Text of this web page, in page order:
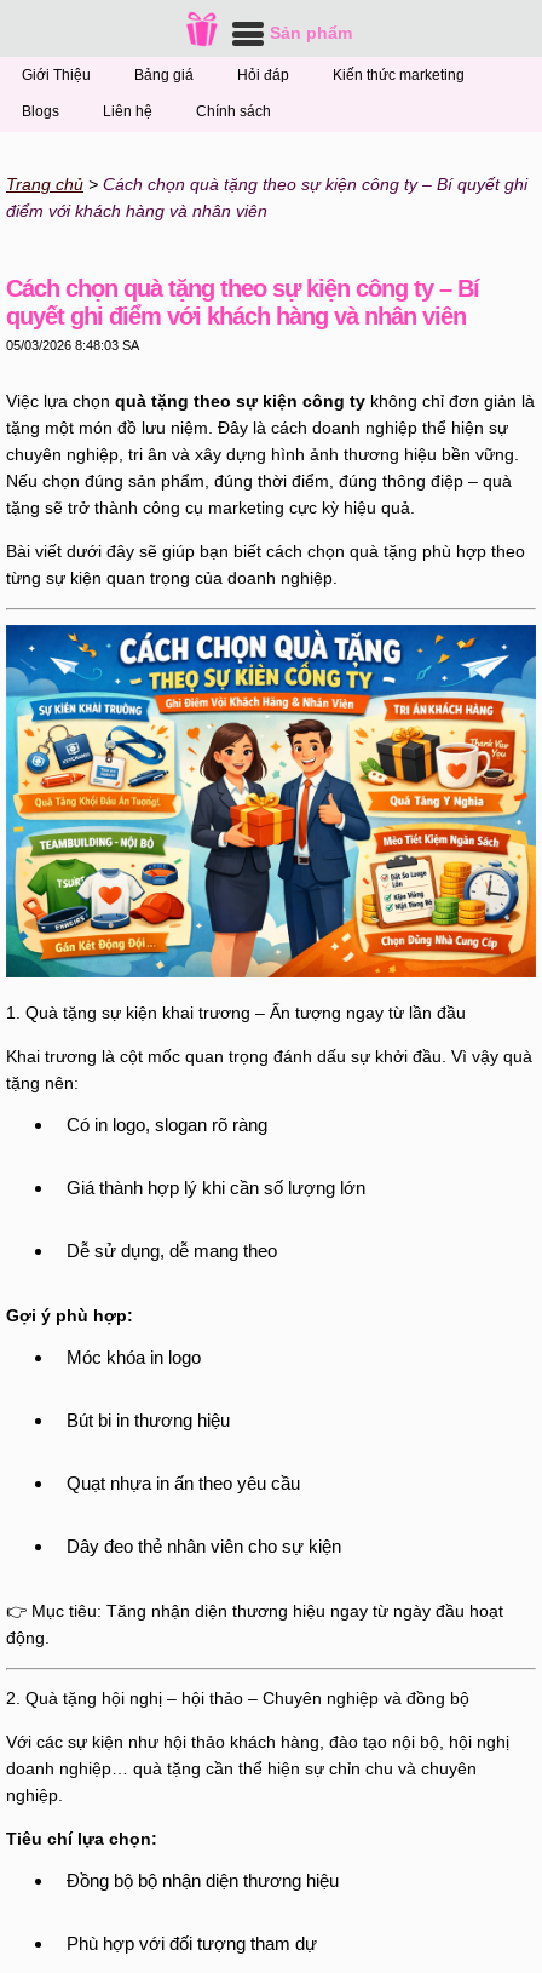
Sản phẩm
Giới Thiệu Bảng giá Hỏi đáp Kiến thức marketing
Blogs Liên hệ Chính sách
Trang chủ
Cách chọn quà tặng theo sự kiện công ty – Bí quyết ghi
điểm với khách hàng và nhân viên
Cách chọn quà tặng theo sự kiện công ty – Bí
quyết ghi điểm với khách hàng và nhân viên
05/03/2026 8:48:03 SA
Việc lựa chọn quà tặng theo sự kiện công ty không chỉ đơn giản là
tặng một món đồ lưu niệm. Đây là cách doanh nghiệp thể hiện sự
chuyên nghiệp, tri ân và xây dựng hình ảnh thương hiệu bền vững.
Nếu chọn đúng sản phẩm, đúng thời điểm, đúng thông điệp – quà
tặng sẽ trở thành công cụ marketing cực kỳ hiệu quả.
Bài viết dưới đây sẽ giúp bạn biết cách chọn quà tặng phù hợp theo
từng sự kiện quan trọng của doanh nghiệp.
1. Quà tặng sự kiện khai trương – Ấn tượng ngay từ lần đầu
Khai trương là cột mốc quan trọng đánh dấu sự khởi đầu. Vì vậy quà
tặng nên:
Có in logo, slogan rõ ràng
Giá thành hợp lý khi cần số lượng lớn
Dễ sử dụng, dễ mang theo
Gợi ý phù hợp:
Móc khóa in logo
Bút bi in thương hiệu
Quạt nhựa in ấn theo yêu cầu
Dây đeo thẻ nhân viên cho sự kiện
👉 Mục tiêu: Tăng nhận diện thương hiệu ngay từ ngày đầu hoạt
động.
2. Quà tặng hội nghị – hội thảo – Chuyên nghiệp và đồng bộ
Với các sự kiện như hội thảo khách hàng, đào tạo nội bộ, hội nghị
doanh nghiệp… quà tặng cần thể hiện sự chỉn chu và chuyên
nghiệp.
Tiêu chí lựa chọn:
Đồng bộ bộ nhận diện thương hiệu
Phù hợp với đối tượng tham dự